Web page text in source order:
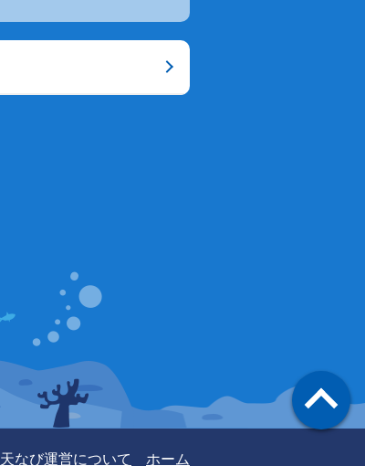
天なび運営について ホーム